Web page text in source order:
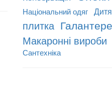
Національний одяг
плитка
Макаронні вироби
Сантехніка